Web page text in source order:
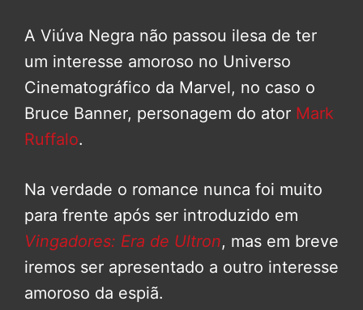
A Viúva Negra não passou ilesa de ter
um interesse amoroso no Universo
Cinematográfico da Marvel, no caso o
Bruce Banner, personagem do ator Mark
Ruffalo.
Na verdade o romance nunca foi muito
para frente após ser introduzido em
Vingadores: Era de Ultron, mas em breve
iremos ser apresentado a outro interesse
amoroso da espiã.